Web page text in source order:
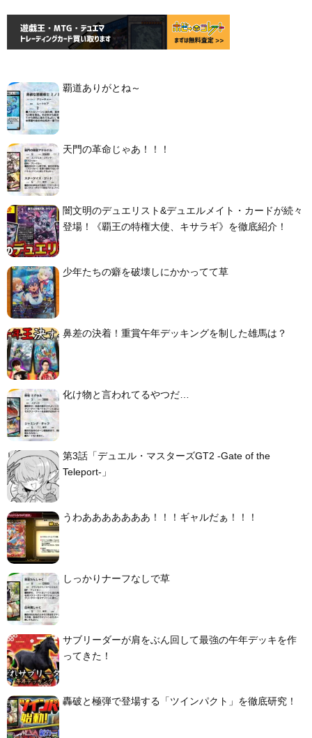
覇道ありがとね～
天門の革命じゃあ！！！
闇文明のデュエリスト&デュエルメイト・カードが続々
登場！《覇王の特権大使、キサラギ》を徹底紹介！
少年たちの癖を破壊しにかかってて草
鼻差の決着！重賞午年デッキングを制した雄馬は？
化け物と言われてるやつだ…
第3話「デュエル・マスターズGT2 -Gate of the
Teleport-」
うわあああああああ！！！ギャルだぁ！！！
しっかりナーフなしで草
サブリーダーが肩をぶん回して最強の午年デッキを作
ってきた！
轟破と極弾で登場する「ツインパクト」を徹底研究！